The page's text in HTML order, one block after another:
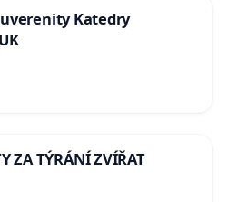
Katedry
ZA TÝRÁNÍ ZVÍŘAT